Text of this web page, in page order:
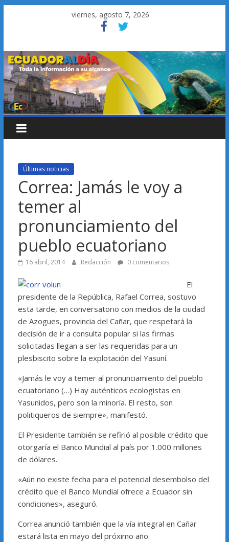
viernes, agosto 7, 2026
Últimas noticias
Correa: Jamás le voy a
temer al
pronunciamiento del
pueblo ecuatoriano
16 abril, 2014 Redacción 0 comentarios
El
presidente de la República, Rafael Correa, sostuvo
esta tarde, en conversatorio con medios de la ciudad
de Azogues, provincia del Cañar, que respetará la
decisión de ir a consulta popular si las firmas
solicitadas llegan a ser las requeridas para un
plesbiscito sobre la explotación del Yasuní.
«Jamás le voy a temer al pronunciamiento del pueblo
ecuatoriano (…) Hay auténticos ecologistas en
Yasunidos, pero son la minoría. El resto, son
politiqueros de siempre», manifestó.
El Presidente también se refirió al posible crédito que
otorgaría el Banco Mundial al país por 1.000 millones
de dólares.
«Aún no existe fecha para el potencial desembolso del
crédito que el Banco Mundial ofrece a Ecuador sin
condiciones», aseguró.
Correa anunció también que la vía integral en Cañar
estará lista en mayo del próximo año.